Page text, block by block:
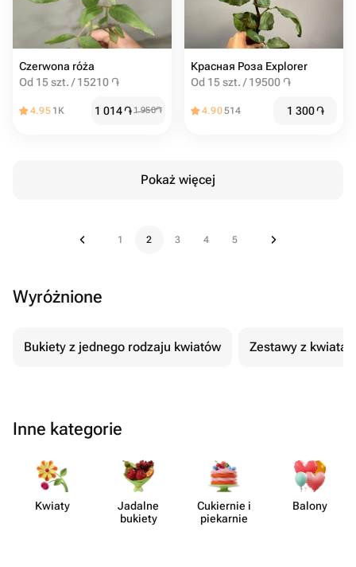
Czerwona róża
Od 15 szt. / 15210 ֏
4.95 1K 1 014֏1 950֏
Красная Роза Explorer
Od 15 szt. / 19500 ֏
4.90514 1 300֏
Pokaż więcej
1 2 3 4 5
Wyróżnione
Bukiety z jednego rodzaju kwiatów Zestawy z
Inne kategorie
Kwiaty
Jadalne
bukiety
Cukiernie i
piekarnie
Balony